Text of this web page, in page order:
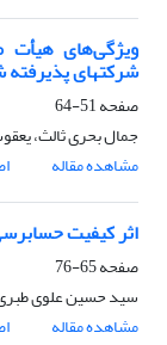
ویژگی‌های هیأت
شرکتهای پذیرفته
صفحه51-64
جمال بحری ثالث،
مشاهده مقاله
اثر کیفیت
صفحه65-76
سید حسین علوی
مشاهده مقاله